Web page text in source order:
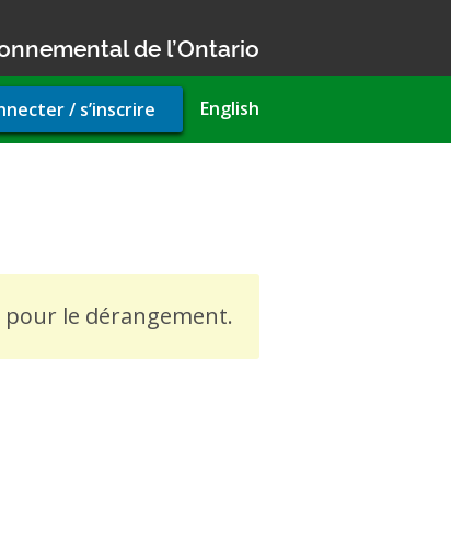
de l’Ontario
English
/ s’inscrire
le dérangement.